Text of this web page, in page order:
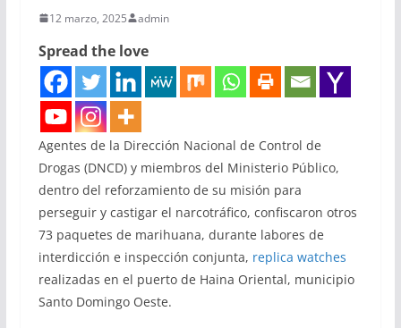
12 marzo, 2025 admin
Spread the love
Agentes de la Dirección Nacional de Control de
Drogas (DNCD) y miembros del Ministerio Público,
dentro del reforzamiento de su misión para
perseguir y castigar el narcotráfico, confiscaron otros
73 paquetes de marihuana, durante labores de
interdicción e inspección conjunta, replica watches
realizadas en el puerto de Haina Oriental, municipio
Santo Domingo Oeste.